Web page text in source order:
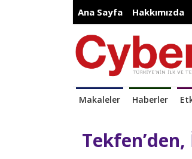
Ana Sayfa Hakkımızda
Makaleler Haberler